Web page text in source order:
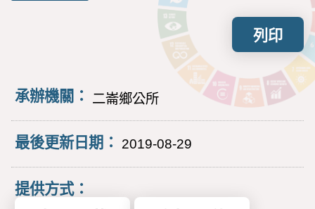
列印
承辦機關： 二崙鄉公所
最後更新日期： 2019-08-29
提供方式：